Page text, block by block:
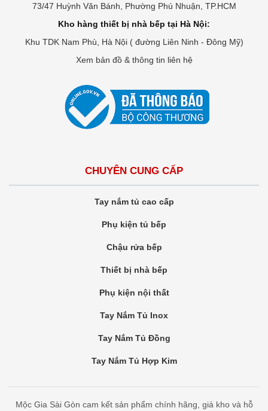
73/47 Huỳnh Văn Bánh, Phường Phú Nhuận, TP.HCM
Kho hàng thiết bị nhà bếp tại Hà Nội:
Khu TDK Nam Phù, Hà Nội ( đường Liên Ninh - Đông Mỹ)
Xem bản đồ & thông tin liên hệ
CHUYÊN CUNG CẤP
Tay nắm tủ cao cấp
Phụ kiện tủ bếp
Chậu rửa bếp
Thiết bị nhà bếp
Phụ kiện nội thất
Tay Nắm Tủ Inox
Tay Nắm Tủ Đồng
Tay Nắm Tủ Hợp Kim
Mộc Gia Sài Gòn cam kết sản phẩm chính hãng, giá kho và hỗ